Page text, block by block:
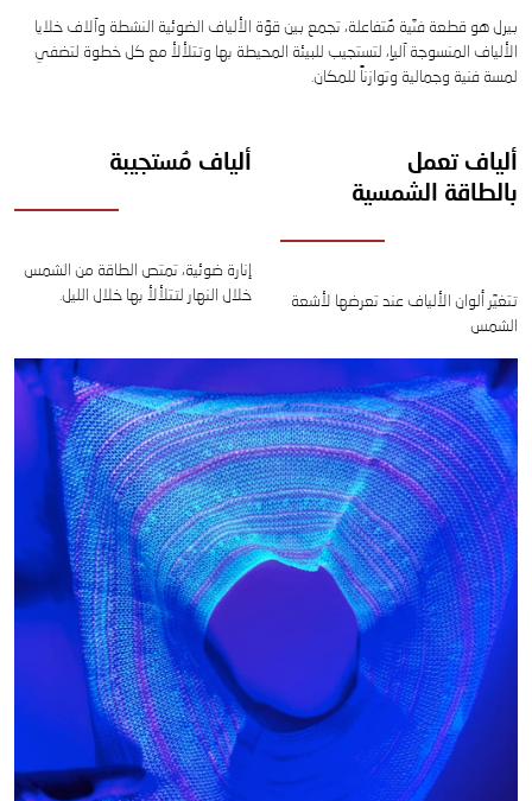
بيرل هو قطعة فنّية مُتفاعلة، تجمع بين قوّة الألياف الضوئية النشطة وآلاف خلايا
الألياف المنسوجة آلياِ، لتستجيب للبيئة المحيطة بها وتتلألأ مع كل خطوة لتضفي
لمسة فنية وجمالية وتوازناً للمكان.
ألياف تعمل
بالطاقة الشمسية
تتغيّر ألوان الألياف عند تعرضها لأشعة
الشمس
ألياف مُستجيبة
إنارة ضوئية، تمتص الطاقة من الشمس
خلال النهار لتتلألأ بها خلال الليل.